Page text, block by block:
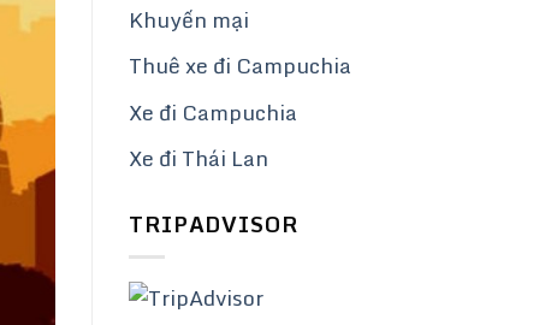
Khuyến mại
Thuê xe đi Campuchia
Xe đi Campuchia
Xe đi Thái Lan
TRIPADVISOR